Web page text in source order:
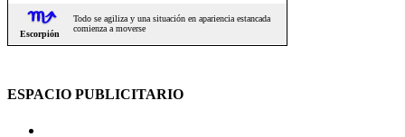
ESPACIO PUBLICITARIO